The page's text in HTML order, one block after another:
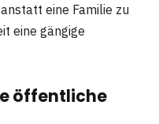
eine Familie zu
eine gängige
öffentliche